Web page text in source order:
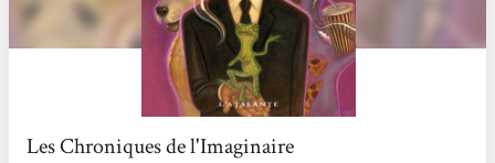
Les Chroniques de l'Imaginaire